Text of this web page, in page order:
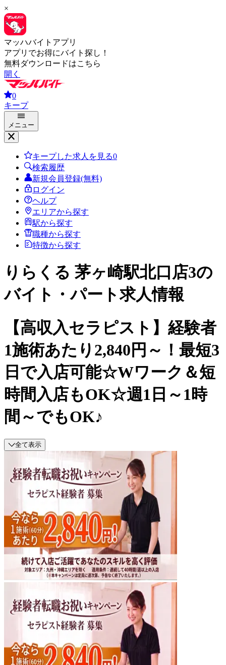
×
マッハバイトアプリ
アプリでお得にバイト探し！
無料ダウンロードはこちら
開く
0
キープ
メニュー
キープした求人を見る0
検索履歴
新規会員登録(無料)
ログイン
ヘルプ
エリアから探す
駅から探す
職種から探す
特徴から探す
りらくる 茅ヶ崎駅北口店3の
バイト・パート求人情報
【高収入セラピスト】経験者
1施術あたり2,840円～！最短3
日で入店可能☆Wワーク＆短
時間入店もOK☆週1日～1時
間～でもOK♪
全て表示